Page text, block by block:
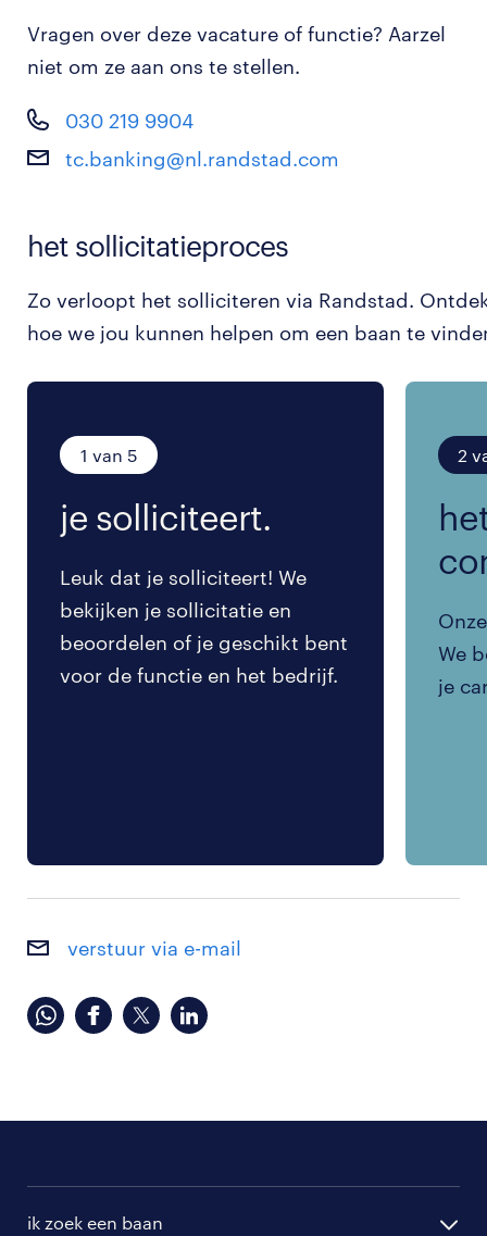
Vragen over deze vacature of functie? Aarzel
niet om ze aan ons te stellen.
030 219 9904
tc.banking@nl.randstad.com
het sollicitatieproces
Zo verloopt het solliciteren via Randstad.
hoe we jou kunnen helpen om een baan te
1 van 5
je solliciteert.
Leuk dat je solliciteert! We
bekijken je sollicitatie en
beoordelen of je geschikt bent
voor de functie en het bedrijf.
2
We
je
verstuur via e-mail
ik zoek een baan